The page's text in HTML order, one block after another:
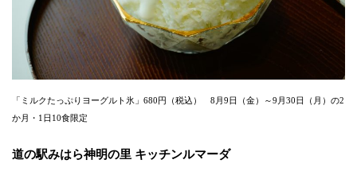
「ミルクたっぷりヨーグルト氷」680円（税込） 8月9日（金）～9月30日（月）の2
か月・1日10食限定
道の駅みはら神明の里 キッチンルマーダ